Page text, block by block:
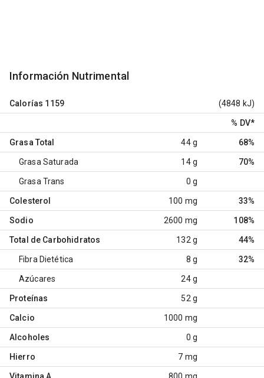
Información Nutrimental
Calorías 1159 (4848 kJ)
% DV*
Grasa Total 44 g 68%
Grasa Saturada 14 g 70%
Grasa Trans 0 g
Colesterol 100 mg 33%
Sodio 2600 mg 108%
Total de Carbohidratos 132 g 44%
Fibra Dietética 8 g 32%
Azúcares 24 g
Proteínas 52 g
Calcio 1000 mg
Alcoholes 0 g
Hierro 7 mg
Vitamina A 800 mg